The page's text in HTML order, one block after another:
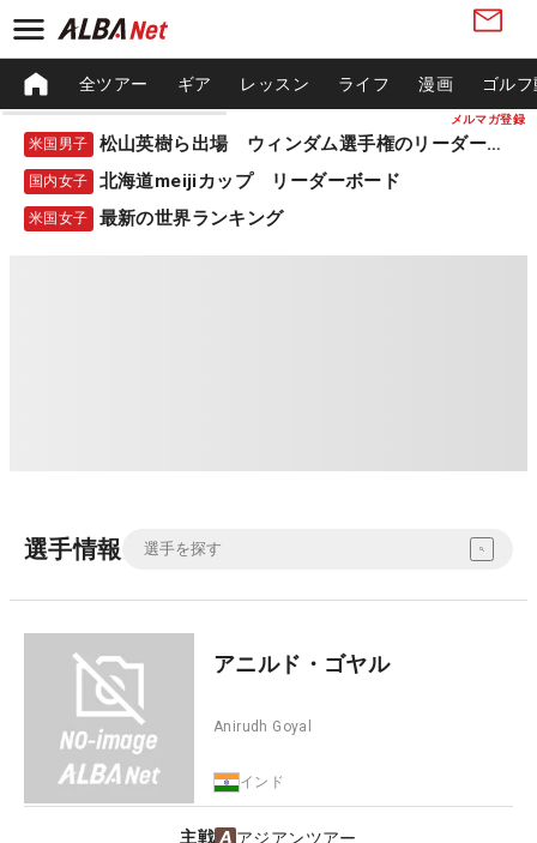
メルマガ登録
全ツアー ギア レッスン ライフ 漫画 ゴル
米国男子 松山英樹ら出場 ウィンダム選手権のリーダーボード
国内女子 北海道meijiカップ リーダーボード
米国女子 最新の世界ランキング
選手情報
アニルド・ゴヤル
Anirudh Goyal
インド
主戦 アジアンツアー